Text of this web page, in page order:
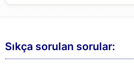
Sıkça sorulan sorular: